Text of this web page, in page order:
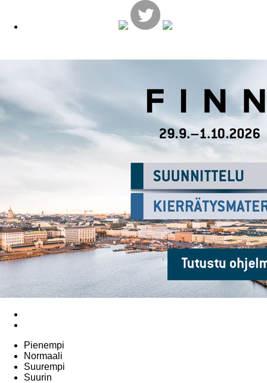
Pienempi
Normaali
Suurempi
Suurin